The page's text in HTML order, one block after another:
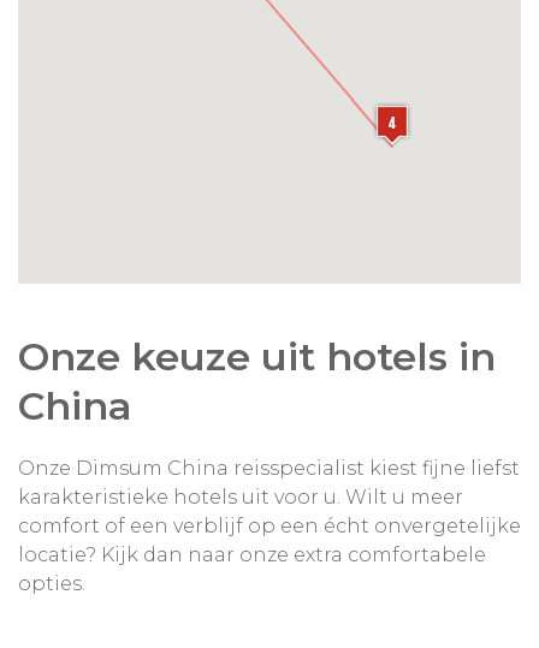
Onze keuze uit hotels in
China
Onze Dimsum China reisspecialist kiest fijne liefst
karakteristieke hotels uit voor u. Wilt u meer
comfort of een verblijf op een écht onvergetelijke
locatie? Kijk dan naar onze extra comfortabele
opties.